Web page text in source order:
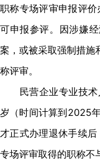
职称专场评审申报评
可申报参评。因涉嫌
案，或被采取强制措施
称评审。
民营企业专业技术
岁（时间计算到2025
才正式办理退休手续
专场评审取得的职称不